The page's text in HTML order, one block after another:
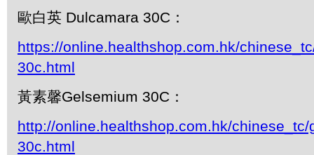
歐白英 Dulcamara 30C：
https://online.healthshop.com.hk/
30c.html
黃素馨Gelsemium 30C：
http://online.healthshop.com.hk/chinese_tc/
30c.html